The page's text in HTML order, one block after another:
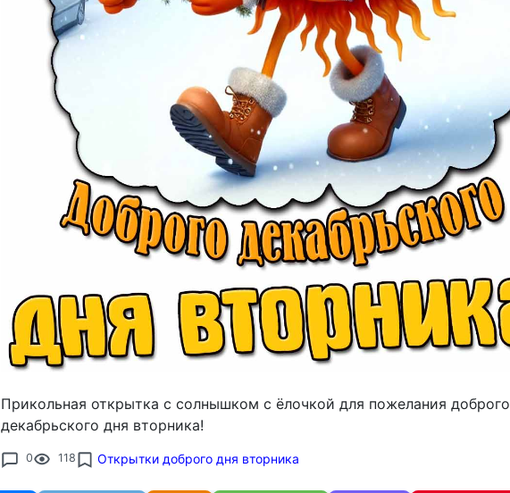
Прикольная открытка с солнышком с ёлочкой для пожелания доброго
декабрьского дня вторника!
0 118 Открытки доброго дня вторника